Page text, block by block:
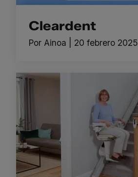
Cleardent
Por Ainoa 20 febrero 2025